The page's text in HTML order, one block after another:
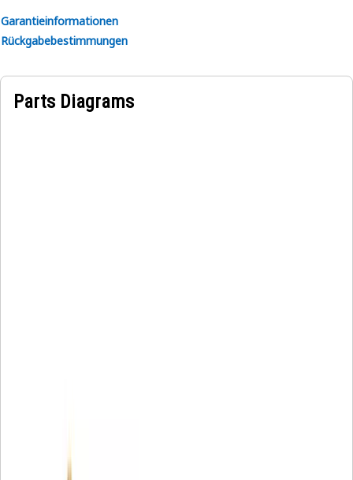
Garantieinformationen
Rückgabebestimmungen
Parts Diagrams